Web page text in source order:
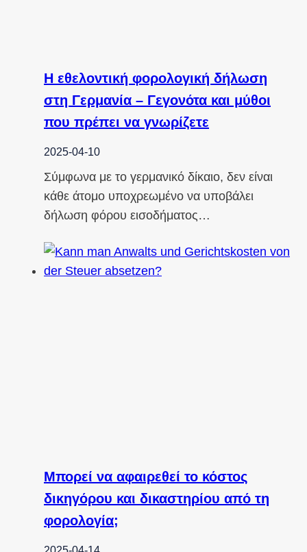
Η εθελοντική φορολογική δήλωση
στη Γερμανία – Γεγονότα και μύθοι
που πρέπει να γνωρίζετε
2025-04-10
Σύμφωνα με το γερμανικό δίκαιο, δεν είναι
κάθε άτομο υποχρεωμένο να υποβάλει
δήλωση φόρου εισοδήματος…
Μπορεί να αφαιρεθεί το κόστος
δικηγόρου και δικαστηρίου από τη
φορολογία;